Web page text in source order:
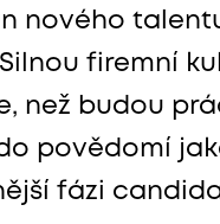
nového
firemní
než budou
povědomí
fázi